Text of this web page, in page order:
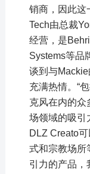
销商，因此这
Tech由总裁
经营，是
Systems等品
谈到与
充满热情。“
克风在内的众
场领域的吸引
DLZ Creato
式和宗教场所
引力的产品，